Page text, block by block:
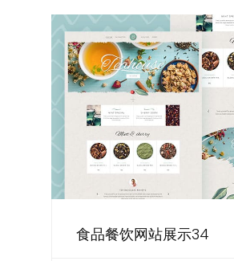
食品餐饮网站展示34